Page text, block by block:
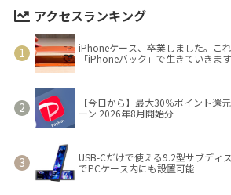
アクセスランキング
iPhoneケース、卒業しました。こ
「iPhoneバック」で生きていきます
【今日から】最大30％ポイント還
ーン 2026年8月開始分
USB-Cだけで使える9.2型サブディ
でPCケース内にも設置可能